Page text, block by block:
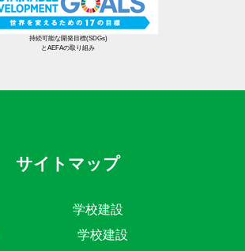
持続可能な開発目標(SDGs)
とAEFAの取り組み
サイトマップ
学校建設
学校建設